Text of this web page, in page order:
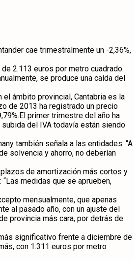
cae trimestralmente un -2,36%,
2.113 euros por metro cuadrado.
se produce una caída del
ámbito provincial, Cantabria es la
de 2013 ha registrado un precio
primer trimestre del año ha
del IVA todavía están siendo
también señala a las entidades: “A
solvencia y ahorro, no deberían
de amortización más cortos y
medidas que se aprueben,
mensualmente, que apenas
al pasado año, con un ajuste del
provincia más cara, por detrás de
significativo frente a diciembre de
con 1.311 euros por metro